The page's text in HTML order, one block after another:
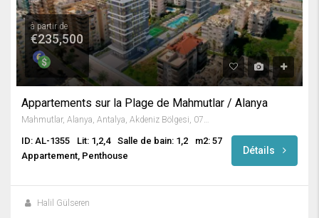
à partir de
€235,500
Appartements sur la Plage de Mahmutlar / Alanya
Mahmutlar, Alanya, Antalya, Akdeniz Bölgesi, 07450, Türkiye
ID: AL-1355 Lit: 1,2,4 Salle de bain: 1,2
m2: 57
Appartement, Penthouse
Détails
Halil Gülseren